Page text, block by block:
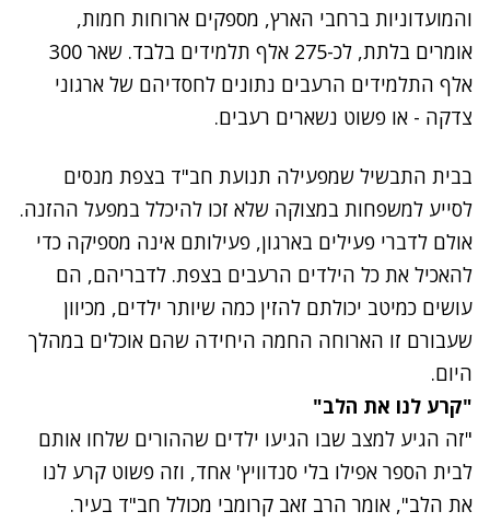
והמועדוניות ברחבי הארץ, מספקים ארוחות חמות,
אומרים בלתת, לכ-275 אלף תלמידים בלבד. שאר 300
אלף התלמידים הרעבים נתונים לחסדיהם של ארגוני
צדקה - או פשוט נשארים רעבים.
בבית התבשיל שמפעילה תנועת חב"ד בצפת מנסים
לסייע למשפחות במצוקה שלא זכו להיכלל במפעל ההזנה.
אולם לדברי פעילים בארגון, פעילותם אינה מספיקה כדי
להאכיל את כל הילדים הרעבים בצפת. לדבריהם, הם
עושים כמיטב יכולתם להזין כמה שיותר ילדים, מכיוון
שעבורם זו הארוחה החמה היחידה שהם אוכלים במהלך
היום.
"קרע לנו את הלב"
"זה הגיע למצב שבו הגיעו ילדים שההורים שלחו אותם
לבית הספר אפילו בלי סנדוויץ' אחד, וזה פשוט קרע לנו
את הלב", אומר הרב זאב קרומבי מכולל חב"ד בעיר.